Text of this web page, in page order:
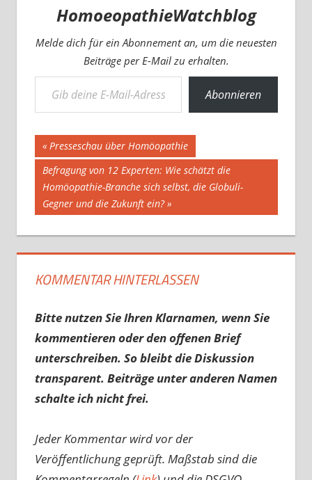
HomoeopathieWatchblog
Melde dich für ein Abonnement an, um die neuesten
Beiträge per E-Mail zu erhalten.
Gib deine E-Mail-Adresse ein ...
Abonnieren
Beitragsnavigation
Vorheriger
Beitrag:
Presseschau über Homöopathie
Nächster
Beitrag:
Befragung von 12 Experten: Wie schätzt die
Homöopathie-Branche sich selbst, die Globuli-
Gegner und die Zukunft ein?
KOMMENTAR HINTERLASSEN
Bitte nutzen Sie Ihren Klarnamen, wenn Sie
kommentieren oder den offenen Brief
unterschreiben. So bleibt die Diskussion
transparent. Beiträge unter anderen Namen
schalte ich nicht frei.
Jeder Kommentar wird vor der
Veröffentlichung geprüft. Maßstab sind die